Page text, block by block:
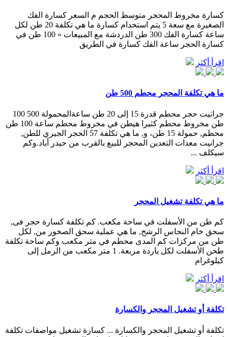
كسارة مخروط المحجر متوسط الحجم م السعر كسارة الفك
الصغيرة مع سعة 5 يتم استخدام كسارة ما هي تكلفة 20 طن لكل
ساعة كسارة الفك 300 طن الدردشة مع المبيعات » 100 طن في
كسارة الحجر ساعة الفك كسارة في الطريق
اقرأ أكثر
ما هي تكلفة المحجر محطم 500 طن
جرانيت حجر محطم قدرة 15 إلى 20 طن ساعةالمحمولة 500 100
طن مخروط محطم كثيرا هيطن في مخروط محطم ساعة 100 طن
محطم, حمولة 15 طن، و, ما هي تكلفة 57 الحجر الجيري للطن,
جرانيت معدات التعدين المحجر للبيع بالقرب من حيدر أباد.وكم
سيكلف ...
اقرأ أكثر
ما هي تكلفة تشغيل المحجر
كم طن من الأسفلت في ساحة مكعب. كم تكلفة كسارة حجر فى,
سحق خام النحاس الرشح, ما هي عملية سحق الصخور من, لكل
طن من مركزات كم المدى محطم في متر مكعب وكم ساحة تكلفة
طحن الأسفلت لكل ياردة مربعة. 1 متر مكعب من الرمل إلى
كيلوغرام
اقرأ أكثر
تكلفة أو تشغيل المحجر والكسارة
تكلفة أو تشغيل المحجر والكسارة ... كسارة تشغيل مواصفات تكلفة